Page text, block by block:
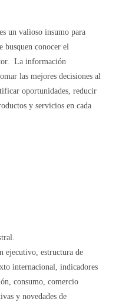
un valioso insumo para
busquen conocer el
La información
las mejores decisiones al
oportunidades, reducir
y servicios en cada
ejecutivo, estructura de
internacional, indicadores
consumo, comercio
y novedades de